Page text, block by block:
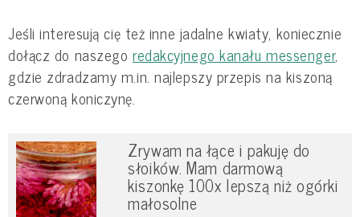
Jeśli interesują cię też inne jadalne kwiaty, koniecznie
dołącz do naszego redakcyjnego kanału messenger,
gdzie zdradzamy m.in. najlepszy przepis na kiszoną
czerwoną koniczynę.
Zrywam na łące i pakuję do
słoików. Mam darmową
kiszonkę 100x lepszą niż ogórki
małosolne